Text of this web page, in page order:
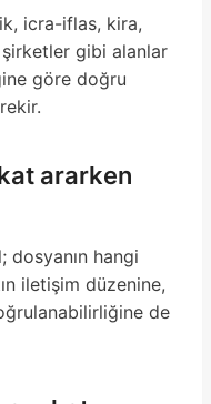
icra-iflas, kira,
gibi alanlar
göre doğru
ararken
dosyanın hangi
iletişim düzenine,
de